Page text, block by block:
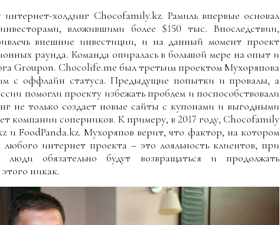
холдинг Chocofamily.kz. Рамиль впервые основал
вложившими более $150 тыс. Впоследствии,
внешние инвестиции, и на данный момент проект
раунда. Команда опиралась в большой мере на опыт и
Groupon. Chocolife.me был третьим проектом Мухоряпова
с оффлайн статуса. Предыдущие попытки и провалы, а
помогли проекту избежать проблем и поспособствовали
не только создает новые сайты с купонами и выгодными
компании соперников. К примеру, в 2017 году, Chocofamily
и FoodPanda.kz. Мухоряпов верит, что фактор, на котором
любого интернет проекта – это лояльность клиентов, при
люди обязательно будут возвращаться и продолжать
этого никак.